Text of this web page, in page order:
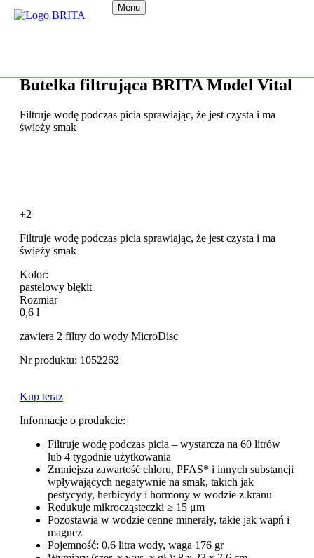
Menu
Butelka filtrująca BRITA Model Vital
Filtruje wodę podczas picia sprawiając, że jest czysta i ma
świeży smak
+2
Filtruje wodę podczas picia sprawiając, że jest czysta i ma
świeży smak
Kolor:
pastelowy błękit
Rozmiar
0,6 l
zawiera 2 filtry do wody MicroDisc
Nr produktu: 1052262
Kup teraz
Informacje o produkcie:
Filtruje wodę podczas picia – wystarcza na 60 litrów
lub 4 tygodnie użytkowania
Zmniejsza zawartość chloru, PFAS* i innych substancji
wpływających negatywnie na smak, takich jak
pestycydy, herbicydy i hormony w wodzie z kranu
Redukuje mikrocząsteczki ≥ 15 μm
Pozostawia w wodzie cenne minerały, takie jak wapń i
magnez
Pojemność: 0,6 litra wody, waga 176 gr